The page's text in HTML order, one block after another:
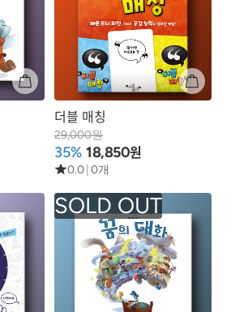
더블 매칭
29,000원
35% 18,850원
0.0 0개